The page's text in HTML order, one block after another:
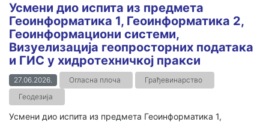
Усмени дио испита из предмета
Геоинформатика 1, Геоинформатика 2,
Геоинформациони системи,
Визуелизација геопросторних података
и ГИС у хидротехничкој пракси
27.06.2026. Огласна плоча
Грађевинарство
Геодезија
Усмени дио испита из предмета Геоинформатика 1,